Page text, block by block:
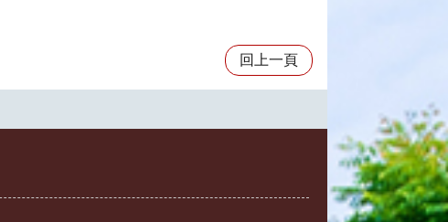
回上一頁